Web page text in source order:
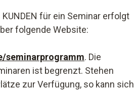
für ein Seminar erfolgt
folgende Website:
seminarprogramm. Die
ist begrenzt. Stehen
zur Verfügung, so kann sich